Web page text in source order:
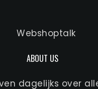
ABOUT US
dagelijks over